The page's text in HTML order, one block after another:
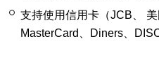
支持使用信用卡（JCB、 美
MasterCard、Diners、